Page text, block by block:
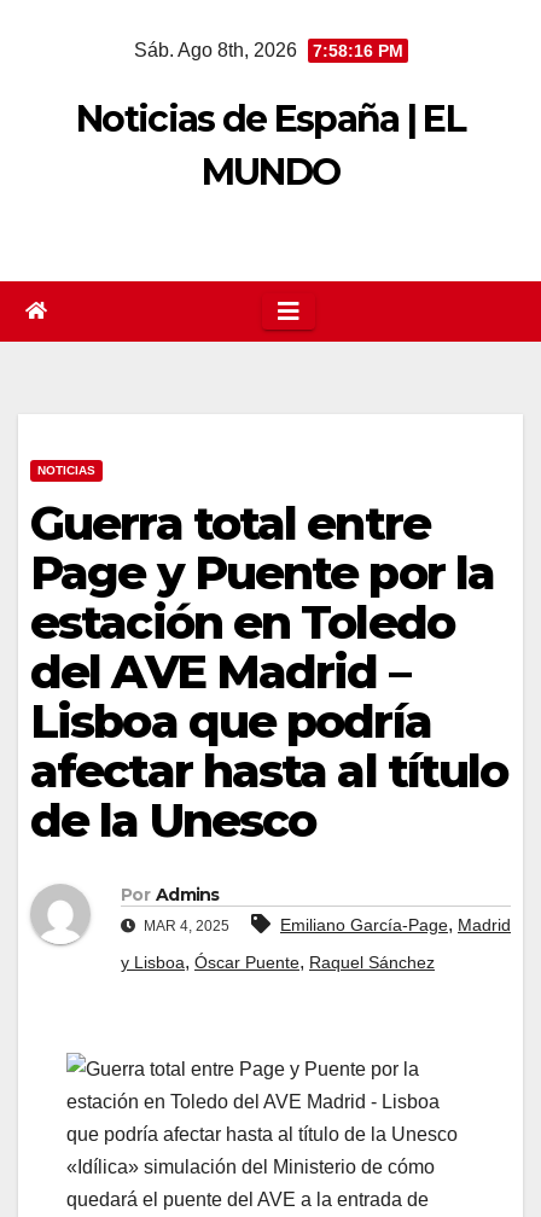
Sáb. Ago 8th, 2026 7:58:17 PM
Noticias de España | EL
MUNDO
NOTICIAS
Guerra total entre
Page y Puente por la
estación en Toledo
del AVE Madrid –
Lisboa que podría
afectar hasta al título
de la Unesco
Por Admins
MAR 4, 2025 Emiliano García-Page, Madrid
y Lisboa, Óscar Puente, Raquel Sánchez
«Idílica» simulación del Ministerio de cómo
quedará el puente del AVE a la entrada de